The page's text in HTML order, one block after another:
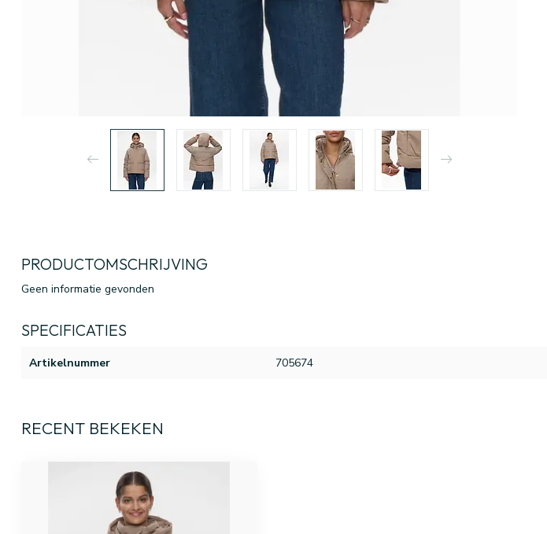
PRODUCTOMSCHRIJVING
Geen informatie gevonden
SPECIFICATIES
Artikelnummer 705674
RECENT BEKEKEN